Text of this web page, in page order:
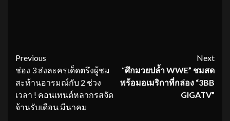
Continue
Reading
Previous
ช่อง 3 ส่งละครเด็ดตรึงผู้ชม
สะท้านอารมณ์กับ 2 ช่วง
เวลา ! คอนเทนต์หลากรสจัด
จ้านรับเดือน มีนาคม
Next
“ศึกมวยปล้ำWWE” ชมสด
พร้อมอเมริกาที่กล่อง “3BB
GIGATV”